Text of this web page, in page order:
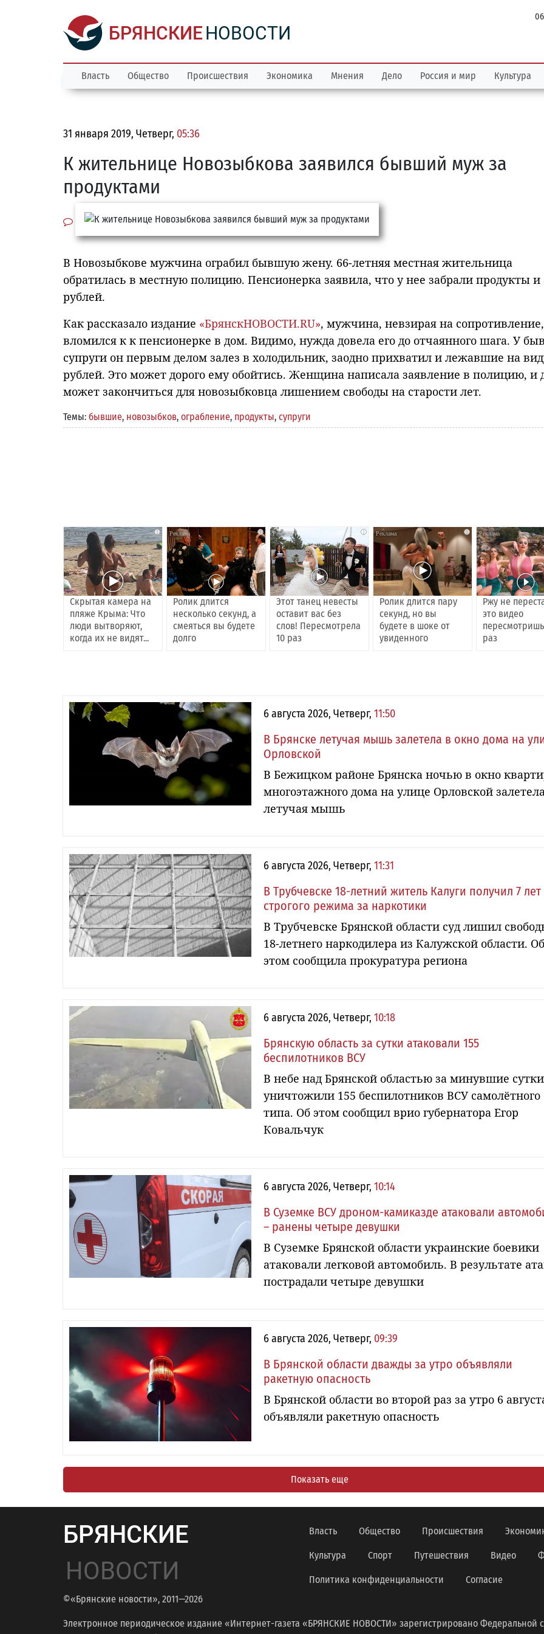
БРЯНСКИЕНОВОСТИ
Власть Общество Происшествия Экономика Мнения Дело Россия и мир Культура
31 января 2019, Четверг, 05:36
К жительнице Новозыбкова заявился бывший муж за
продуктами
В Новозыбкове мужчина ограбил бывшую жену. 66-летняя местная жительница
обратилась в местную полицию. Пенсионерка заявила, что у нее забрали продукты и
рублей.
Как рассказало издание «БрянскНОВОСТИ.RU», мужчина, невзирая на сопротивление,
вломился к к пенсионерке в дом. Видимо, нужда довела его до отчаянного шага. У
супруги он первым делом залез в холодильник, заодно прихватил и лежавшие на
рублей. Это может дорого ему обойтись. Женщина написала заявление в полицию, и
может закончиться для новозыбковца лишением свободы на старости лет.
Темы: бывшие, новозыбков, ограбление, продукты, супруги
i
Скрытая камера на
пляже Крыма: Что
люди вытворяют,
когда их не видят...
i
Ролик длится
несколько секунд, а
смеяться вы будете
долго
i
Этот танец невесты
оставит вас без
слов! Пересмотрела
10 раз
i
Ролик длится пару
секунд, но вы
будете в шоке от
увиденного
Ржу не
это видео
раз
6 августа 2026, Четверг, 11:50
В Брянске летучая мышь залетела в окно дома на
Орловской
В Бежицком районе Брянска ночью в окно
многоэтажного дома на улице Орловской
летучая мышь
6 августа 2026, Четверг, 11:31
В Трубчевске 18-летний житель Калуги получил 7 лет
строгого режима за наркотики
В Трубчевске Брянской области суд лишил
18-летнего наркодилера из Калужской области. Об
этом сообщила прокуратура региона
6 августа 2026, Четверг, 10:18
Брянскую область за сутки атаковали 155
беспилотников ВСУ
В небе над Брянской областью за минувшие сутки
уничтожили 155 беспилотников ВСУ самолётного
типа. Об этом сообщил врио губернатора Егор
Ковальчук
6 августа 2026, Четверг, 10:14
В Суземке ВСУ дроном-камиказде атаковали
– ранены четыре девушки
В Суземке Брянской области украинские боевики
атаковали легковой автомобиль. В результате
пострадали четыре девушки
6 августа 2026, Четверг, 09:39
В Брянской области дважды за утро объявляли
ракетную опасность
В Брянской области во второй раз за утро 6
объявляли ракетную опасность
Показать еще
БРЯНСКИЕ
НОВОСТИ
©«Брянские новости», 2011—2026
Власть Общество Происшествия
Культура Спорт Путешествия Видео
Политика конфиденциальности Согласие
Электронное периодическое издание «Интернет-газета «БРЯНСКИЕ НОВОСТИ» зарегистрировано Федеральной